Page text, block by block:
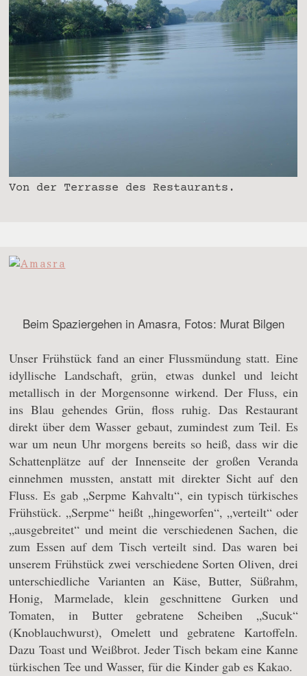
Von der Terrasse des Restaurants.
Beim Spaziergehen in Amasra, Fotos: Murat Bilgen
Unser Frühstück fand an einer Flussmündung statt. Eine
idyllische Landschaft, grün, etwas dunkel und leicht
metallisch in der Morgensonne wirkend. Der Fluss, ein
ins Blau gehendes Grün, floss ruhig. Das Restaurant
direkt über dem Wasser gebaut, zumindest zum Teil. Es
war um neun Uhr morgens bereits so heiß, dass wir die
Schattenplätze auf der Innenseite der großen Veranda
einnehmen mussten, anstatt mit direkter Sicht auf den
Fluss. Es gab „Serpme Kahvaltı“, ein typisch türkisches
Frühstück. „Serpme“ heißt „hingeworfen“, „verteilt“ oder
„ausgebreitet“ und meint die verschiedenen Sachen, die
zum Essen auf dem Tisch verteilt sind. Das waren bei
unserem Frühstück zwei verschiedene Sorten Oliven, drei
unterschiedliche Varianten an Käse, Butter, Süßrahm,
Honig, Marmelade, klein geschnittene Gurken und
Tomaten, in Butter gebratene Scheiben „Sucuk“
(Knoblauchwurst), Omelett und gebratene Kartoffeln.
Dazu Toast und Weißbrot. Jeder Tisch bekam eine Kanne
türkischen Tee und Wasser, für die Kinder gab es Kakao.